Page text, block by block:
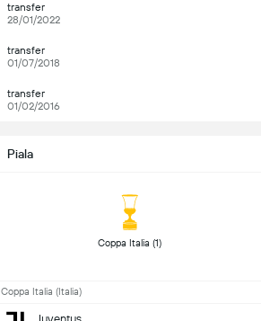
transfer
28/01/2022
transfer
01/07/2018
transfer
01/02/2016
Piala
Coppa Italia (Italia)